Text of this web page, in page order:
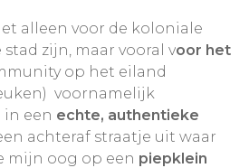
alleen voor de koloniale
zijn, maar vooral voor het
op het eiland
voornamelijk
in een echte, authentieke
achteraf straatje uit waar
mijn oog op een piepklein